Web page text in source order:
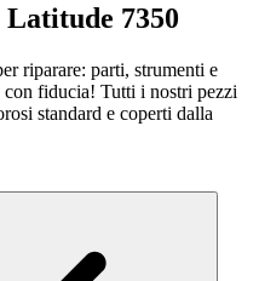
7350
riparare: parti, strumenti e
fiducia! Tutti i nostri pezzi
standard e coperti dalla